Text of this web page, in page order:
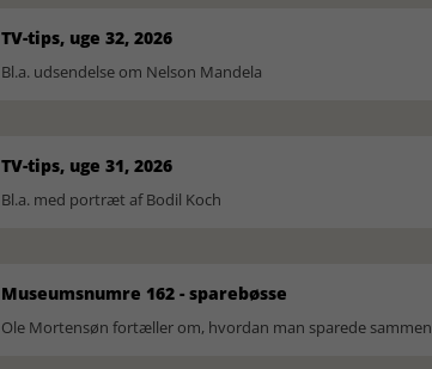
TV-tips, uge 32, 2026
Bl.a. udsendelse om Nelson Mandela
TV-tips, uge 31, 2026
Bl.a. med portræt af Bodil Koch
Museumsnumre 162 - sparebøsse
Ole Mortensøn fortæller om, hvordan man sparede sammen